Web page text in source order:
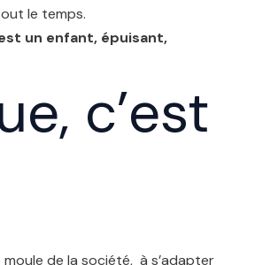
le temps.
un enfant, épuisant,
c’est
de la société, à s’adapter